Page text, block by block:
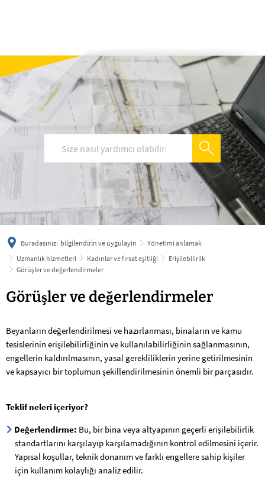
deutsch
Buradasınız: bi̇lgi̇lendi̇ri̇n ve uygulayin
Yönetimi anlamak
Uzmanlık hizmetleri
Kadınlar ve fırsat eşitliği
Erişilebilirlik
Görüşler ve değerlendirmeler
Görüşler
değerlendirmeler
Görüşler ve değerlendirmeler
Beyanların değerlendirilmesi ve hazırlanması, binaların ve kamu
tesislerinin erişilebilirliğinin ve kullanılabilirliğinin sağlanmasının,
engellerin kaldırılmasının, yasal gerekliliklerin yerine getirilmesinin
ve kapsayıcı bir toplumun şekillendirilmesinin önemli bir parçasıdır.
Teklif neleri içeriyor?
Değerlendirme: Bu, bir bina veya altyapının geçerli erişilebilirlik
standartlarını karşılayıp karşılamadığının kontrol edilmesini içerir.
Yapısal koşullar, teknik donanım ve farklı engellere sahip kişiler
için kullanım kolaylığı analiz edilir.